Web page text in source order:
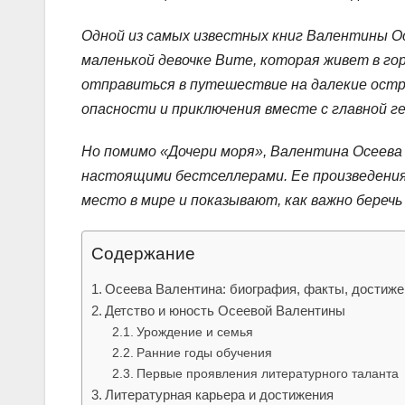
Одной из самых известных книг Валентины
маленькой девочке Вите, которая живет в
отправиться в путешествие на далекие
опасности и приключения вместе с главной
Но помимо «Дочери моря», Валентина
настоящими бестселлерами. Ее
место в мире и показывают, как важно
Содержание
Осеева Валентина: биография, факты,
Детство и юность Осеевой Валентины
Урождение и семья
Ранние годы обучения
Первые проявления литературного таланта
Литературная карьера и достижения